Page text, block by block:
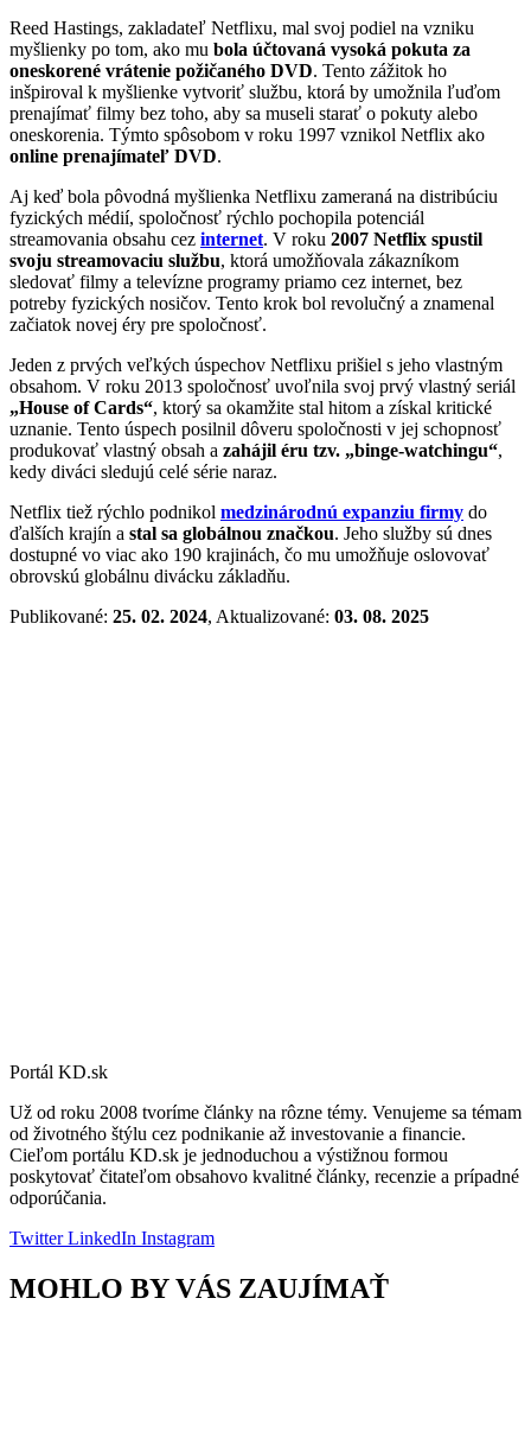
Reed Hastings, zakladateľ Netflixu, mal svoj podiel na vzniku
myšlienky po tom, ako mu bola účtovaná vysoká pokuta za
oneskorené vrátenie požičaného DVD. Tento zážitok ho
inšpiroval k myšlienke vytvoriť službu, ktorá by umožnila ľuďom
prenajímať filmy bez toho, aby sa museli starať o pokuty alebo
oneskorenia. Týmto spôsobom v roku 1997 vznikol Netflix ako
online prenajímateľ DVD.
Aj keď bola pôvodná myšlienka Netflixu zameraná na distribúciu
fyzických médií, spoločnosť rýchlo pochopila potenciál
streamovania obsahu cez internet. V roku 2007 Netflix spustil
svoju streamovaciu službu, ktorá umožňovala zákazníkom
sledovať filmy a televízne programy priamo cez internet, bez
potreby fyzických nosičov. Tento krok bol revolučný a znamenal
začiatok novej éry pre spoločnosť.
Jeden z prvých veľkých úspechov Netflixu prišiel s jeho vlastným
obsahom. V roku 2013 spoločnosť uvoľnila svoj prvý vlastný seriál
„House of Cards“, ktorý sa okamžite stal hitom a získal kritické
uznanie. Tento úspech posilnil dôveru spoločnosti v jej schopnosť
produkovať vlastný obsah a zahájil éru tzv. „binge-watchingu“,
kedy diváci sledujú celé série naraz.
Netflix tiež rýchlo podnikol medzinárodnú expanziu firmy do
ďalších krajín a stal sa globálnou značkou. Jeho služby sú dnes
dostupné vo viac ako 190 krajinách, čo mu umožňuje oslovovať
obrovskú globálnu divácku základňu.
Publikované: 25. 02. 2024, Aktualizované: 03. 08. 2025
Portál KD.sk
Už od roku 2008 tvoríme články na rôzne témy. Venujeme sa témam
od životného štýlu cez podnikanie až investovanie a financie.
Cieľom portálu KD.sk je jednoduchou a výstižnou formou
poskytovať čitateľom obsahovo kvalitné články, recenzie a prípadné
odporúčania.
TwitterLinkedIn Instagram
MOHLO BY VÁS ZAUJÍMAŤ